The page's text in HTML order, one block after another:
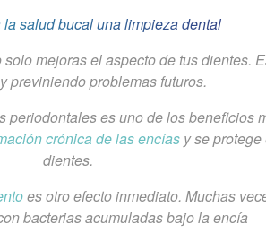
la salud bucal una limpieza dental
mejoras el aspecto de tus dientes.
previniendo problemas futuros.
es uno de los beneficios
crónica de las encíasy se protege
dientes.
es otro efecto inmediato. Muchas
bacterias acumuladas bajo la encía